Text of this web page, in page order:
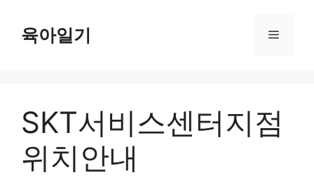
육아일기 메
SKT서비스센터지점
위치안내